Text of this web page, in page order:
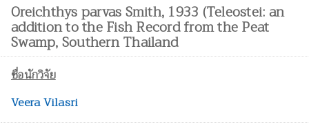
Oreichthys parvas Smith, 1933 (Teleostei: an
addition to the Fish Record from the Peat
Swamp, Southern Thailand
ชื่อนักวิจัย
Veera Vilasri